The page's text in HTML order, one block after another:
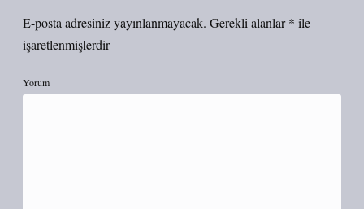
E-posta adresiniz yayınlanmayacak. Gerekli alanlar* ile
işaretlenmişlerdir
Yorum